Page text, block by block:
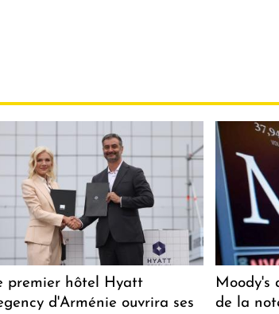
premier hôtel Hyatt
d'Arménie ouvrira ses
Moody's
de la